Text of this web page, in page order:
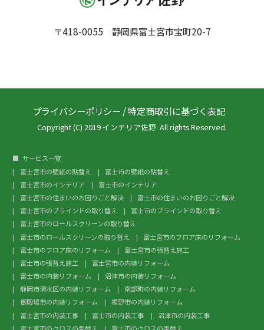
〒418-0055 静岡県富士宮市宝町20-7
プライバシーポリシー /特定商取引に基づく表記
Copyright (C) 2019 インテリア佐野. All rights Reserved.
サービス一覧
富士宮市の壁紙の貼替え
富士市の壁紙の貼替え
富士宮市のインテリア
富士市のインテリア
富士宮市の住まいのお困りごと解決
富士市の住まいのお困りごと解決
富士宮市のブラインドの取り替え
富士市のブラインドの取り替え
富士宮市のロールスクリーンの取り替え
富士市のロールスクリーンの取り替え
富士宮市のフロア床のリフォーム
富士市のフロア床のリフォーム
富士宮市の張替え施工
富士市の張替え施工
富士宮市の内装リフォーム
富士市の内装リフォーム
沼津市の内装リフォーム
静岡市清水区の内装リフォーム
南部町の内装リフォーム
御殿場市の内装リフォーム
裾野市の内装リフォーム
富士宮市の内装工事
富士市の内装工事
沼津市の内装工事